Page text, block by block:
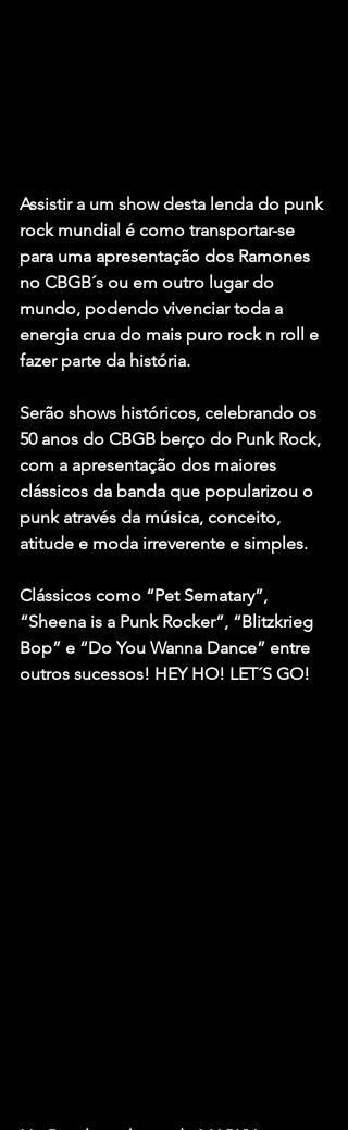
Assistir a um show desta lenda do punk
rock mundial é como transportar-se
para uma apresentação dos Ramones
no CBGB´s ou em outro lugar do
mundo, podendo vivenciar toda a
energia crua do mais puro rock n roll e
fazer parte da história.
Serão shows históricos, celebrando os
50 anos do CBGB berço do Punk Rock,
com a apresentação dos maiores
clássicos da banda que popularizou o
punk através da música, conceito,
atitude e moda irreverente e simples.
Clássicos como “Pet Sematary”,
“Sheena is a Punk Rocker”, “Blitzkrieg
Bop” e “Do You Wanna Dance” entre
outros sucessos! HEY HO! LET´S GO!